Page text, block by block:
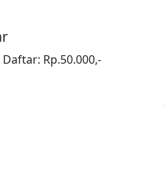
Daftar: Rp.50.000,-